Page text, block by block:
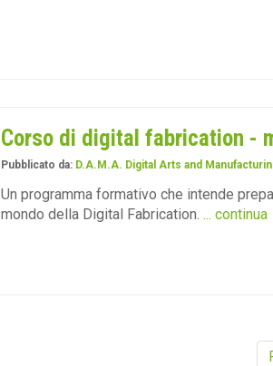
Corso di digital fabrication -
Pubblicato da: D.A.M.A. Digital Arts and
Un programma formativo che intende
mondo della Digital Fabrication. ... continua